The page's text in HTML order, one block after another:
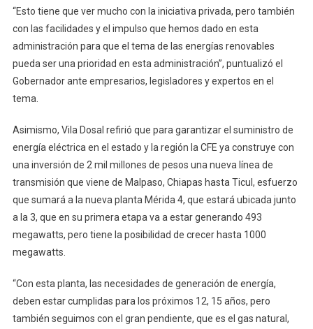
“Esto tiene que ver mucho con la iniciativa privada, pero también
con las facilidades y el impulso que hemos dado en esta
administración para que el tema de las energías renovables
pueda ser una prioridad en esta administración”, puntualizó el
Gobernador ante empresarios, legisladores y expertos en el
tema.
Asimismo, Vila Dosal refirió que para garantizar el suministro de
energía eléctrica en el estado y la región la CFE ya construye con
una inversión de 2 mil millones de pesos una nueva línea de
transmisión que viene de Malpaso, Chiapas hasta Ticul, esfuerzo
que sumará a la nueva planta Mérida 4, que estará ubicada junto
a la 3, que en su primera etapa va a estar generando 493
megawatts, pero tiene la posibilidad de crecer hasta 1000
megawatts.
“Con esta planta, las necesidades de generación de energía,
deben estar cumplidas para los próximos 12, 15 años, pero
también seguimos con el gran pendiente, que es el gas natural,